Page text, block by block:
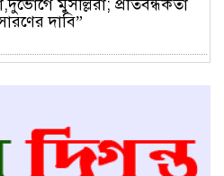
মুসল্লিরা; প্রতিবন্ধকতা
দাবি”